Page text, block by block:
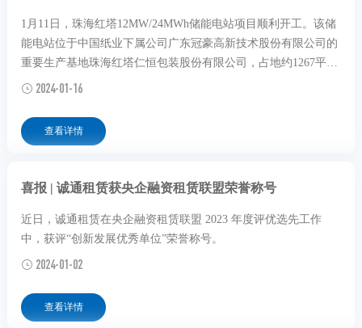
1月11日，珠海红塔12MW/24MWh储能电站项目顺利开工。该储
能电站位于中国纸业下属公司广东冠豪高新技术股份有限公司的
重要生产基地珠海红塔仁恒包装股份有限公司，占地约1267平方
米，建成后预计每年发电量超1000万度。
2024-01-16
查看详情
喜报 | 诚通租赁获央企融资租赁联盟荣誉称号
近日，诚通租赁在央企融资租赁联盟 2023 年度评优选先工作
中，获评“创新发展优秀单位”荣誉称号。
2024-01-02
查看详情